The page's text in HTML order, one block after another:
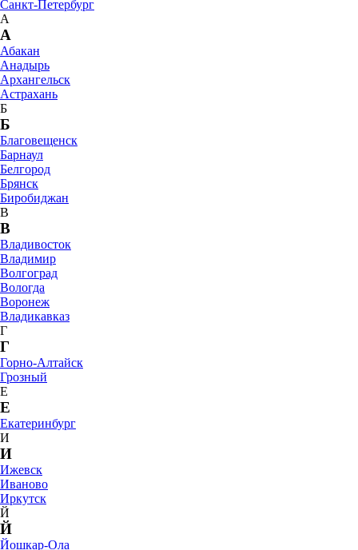
Санкт-Петербург
А
А
Абакан
Анадырь
Архангельск
Астрахань
Б
Б
Благовещенск
Барнаул
Белгород
Брянск
Биробиджан
В
В
Владивосток
Владимир
Волгоград
Вологда
Воронеж
Владикавказ
Г
Г
Горно-Алтайск
Грозный
Е
Е
Екатеринбург
И
И
Ижевск
Иваново
Иркутск
Й
Й
Йошкар-Ола